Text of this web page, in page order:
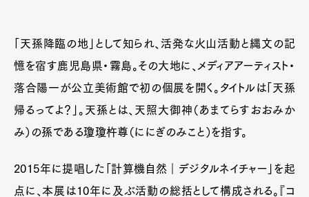
「天孫降臨の地」として知られ、活発な火山活動と縄文の記
憶を宿す鹿児島県・霧島。その大地に、メディアアーティスト・
落合陽一が公立美術館で初の個展を開く。タイトルは「天孫
帰るってよ？」。天孫とは、天照大御神（あまてらすおおみか
み）の孫である瓊瓊杵尊（ににぎのみこと）を指す。
2015年に提唱した「計算機自然｜デジタルネイチャー」を起
点に、本展は10年に及ぶ活動の総括として構成される。『コ